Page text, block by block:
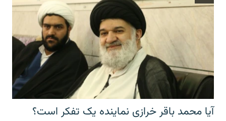
آیا محمد باقر خرازی نماینده یک تفکر است؟